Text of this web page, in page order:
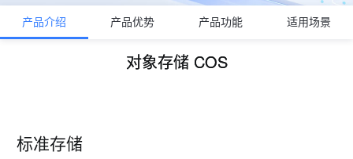
产品介绍 产品优势 产品功能 适用场景
对象存储 COS
标准存储